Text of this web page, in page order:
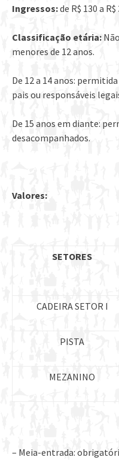
Ingressos:de R$ 130 a
Classificação etária:
menores de 12 anos.
De 12 a 14 anos:
pais ou responsáveis
De 15 anos em diante:
desacompanhados.
Valores:
SETORES
CADEIRA SETOR I
PISTA
MEZANINO
– Meia-entrada: